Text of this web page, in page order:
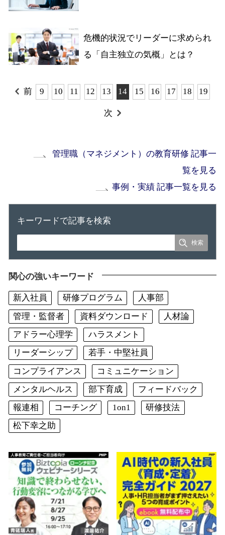
危機的状況でリーダーに求められ
る「自主独立の気概」とは？
前 9 10 11 12 13 14 15 16 17 18 19
次
管理職（マネジメント）の教育研修 記事一
覧を見る
事例・実績 記事一覧を見る
キーワードで記事を検索
関心の強いキーワード
新入社員 研修プログラム
人事部
管理・監督者
資料ダウンロード
人材論
アドラー心理学
ハラスメント
リーダーシップ
若手・中堅社員
コンプライアンス
コミュニケーション
メンタルヘルス
部下育成
フィードバック
報連相
コーチング 1on1
研修技法
松下幸之助